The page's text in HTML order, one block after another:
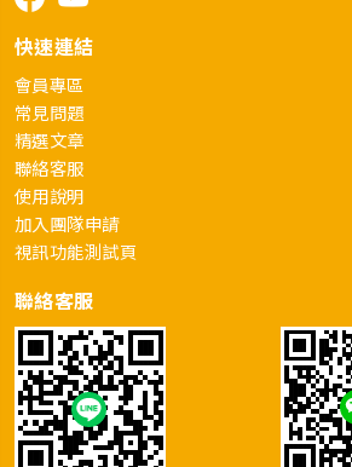
快速連結
會員專區
常見問題
精選文章
聯絡客服
使用說明
加入團隊申請
視訊功能測試頁
聯絡客服